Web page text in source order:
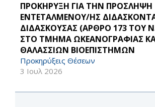
ΠΡΟΚΗΡΥΞΗ ΓΙΑ ΤΗΝ ΠΡΟΣΛΗΨΗ
ΕΝΤΕΤΑΛΜΕΝΟΥ/ΗΣ
ΔΙΔΑΣΚΟΥΣΑΣ (ΑΡΘΡΟ 173 ΤΟΥ
ΣΤΟ ΤΜΗΜΑ ΩΚΕΑΝΟΓΡΑΦΙΑΣ
ΘΑΛΑΣΣΙΩΝ ΒΙΟΕΠΙΣΤΗΜΩΝ
Προκηρύξεις Θέσεων
3 Ιουλ 2026